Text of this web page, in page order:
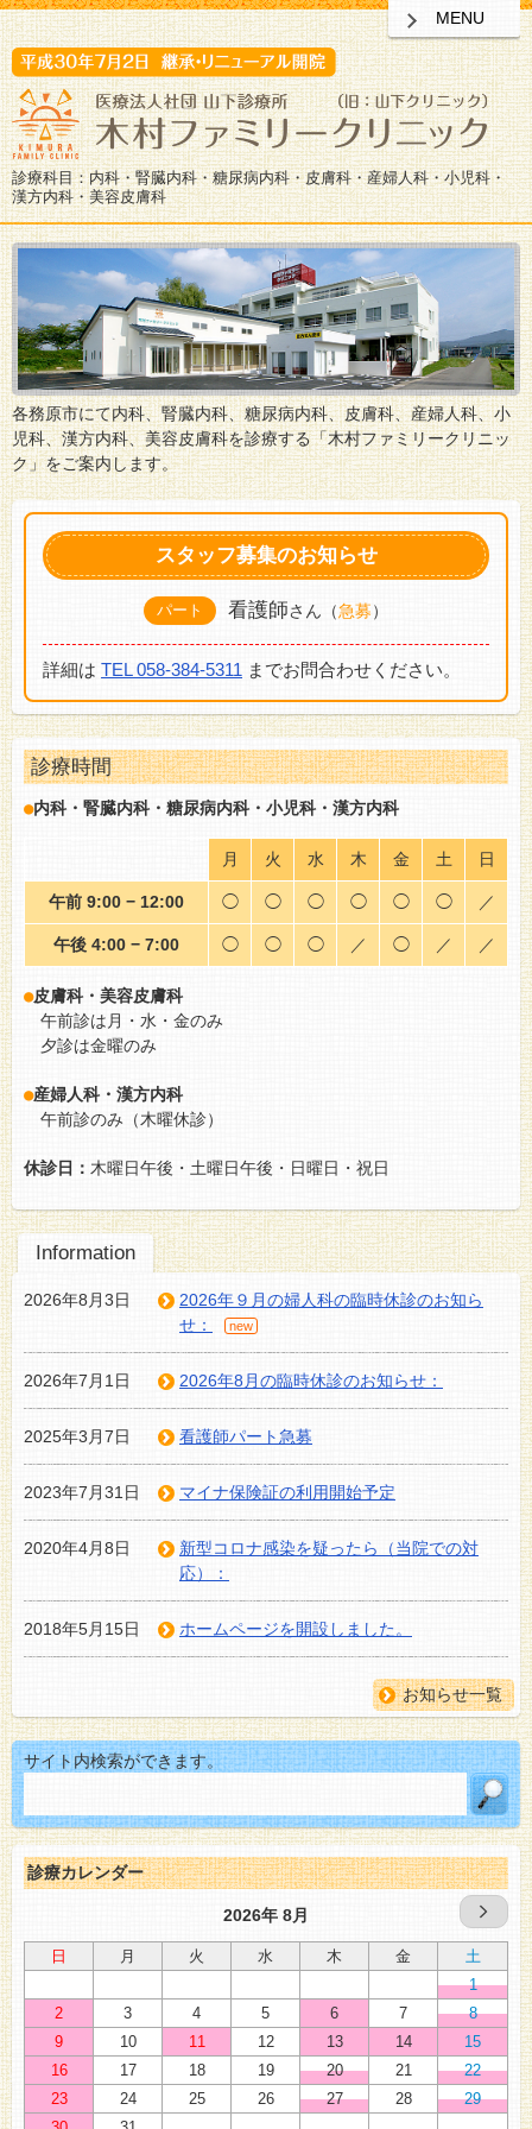
診療科目：内科・腎臓内科・糖尿病内科・皮膚科・産婦人科・小児科・
漢方内科・美容皮膚科
各務原市にて内科、腎臓内科、糖尿病内科、皮膚科、産婦人科、小
児科、漢方内科、美容皮膚科を診療する「木村ファミリークリニッ
ク」をご案内します。
スタッフ募集のお知らせ
パート 看護師さん （急募）
詳細はTEL 058-384-5311 までお問合わせください。
診療時間
●内科・腎臓内科・糖尿病内科・小児科・漢方内科
月 火 水 木 金 土 日
午前 9:00 − 12:00 ◯ ◯ ◯ ◯ ◯ ◯ ／
午後 4:00 − 7:00 ◯ ◯ ◯ ／ ◯ ／ ／
●皮膚科・美容皮膚科
午前診は月・水・金のみ
夕診は金曜のみ
●産婦人科・漢方内科
午前診のみ（木曜休診）
休診日： 木曜日午後・土曜日午後・日曜日・祝日
Information
2026年8月3日
2026年９月の婦人科の臨時休診のお知ら
せ：
2026年7月1日 2026年8月の臨時休診のお知らせ：
2025年3月7日 看護師パート急募
2023年7月31日 マイナ保険証の利用開始予定
2020年4月8日
新型コロナ感染を疑ったら（当院での対
応）：
2018年5月15日 ホームページを開設しました。
お知らせ一覧
MENU
サイト内検索ができます。
診療カレンダー
2026年 8月
日 月 火 水 木 金
土
1
2
3 4 5 6 7
8
9
10 11 12 13 14
15
16
17 18 19 20 21
22
23
24 25 26 27 28
29